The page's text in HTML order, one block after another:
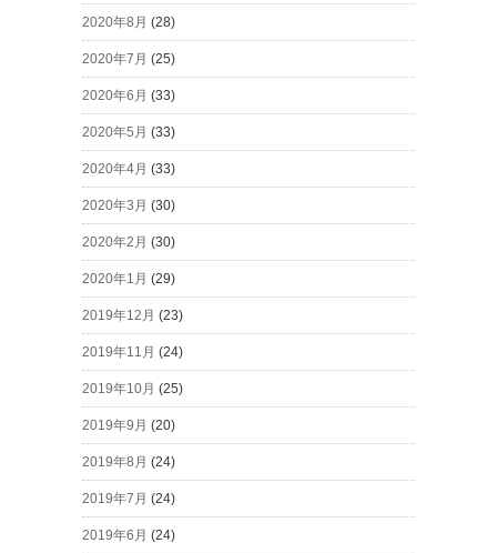
2020年8月 (28)
2020年7月 (25)
2020年6月 (33)
2020年5月 (33)
2020年4月 (33)
2020年3月 (30)
2020年2月 (30)
2020年1月 (29)
2019年12月 (23)
2019年11月 (24)
2019年10月 (25)
2019年9月 (20)
2019年8月 (24)
2019年7月 (24)
2019年6月 (24)